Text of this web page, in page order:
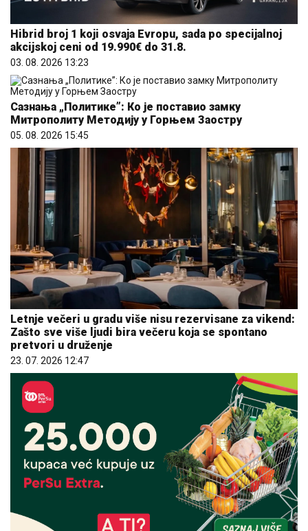
Hibrid broj 1 koji osvaja Evropu, sada po specijalnoj
akcijskoj ceni od 19.990€ do 31.8.
03. 08. 2026 13:23
Сазнања „Политике”: Ко је поставио замку
Митрополиту Методију у Горњем Заостру
05. 08. 2026 15:45
Letnje večeri u gradu više nisu rezervisane za vikend:
Zašto sve više ljudi bira večeru koja se spontano
pretvori u druženje
23. 07. 2026 12:47